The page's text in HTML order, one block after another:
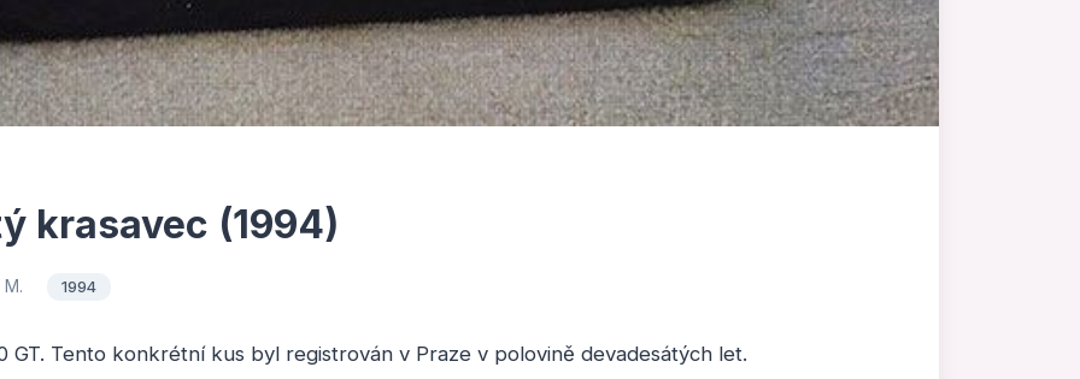
krasavec (1994)
M. 1994
GT. Tento konkrétní kus byl registrován v Praze v polovině devadesátých let.